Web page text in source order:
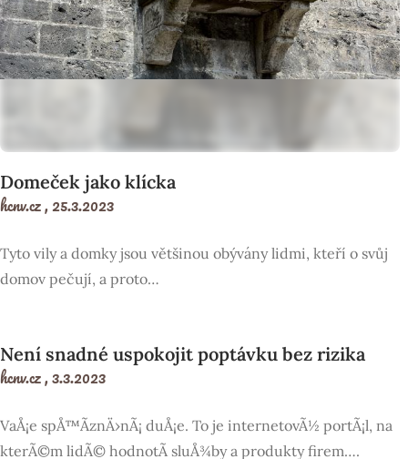
Domeček jako klícka
hcnv.cz ,25.3.2023
Tyto vily a domky jsou většinou obývány lidmi, kteří o svůj
domov pečují, a proto…
Není snadné uspokojit poptávku bez rizika
hcnv.cz ,3.3.2023
VaÅ¡e spÅ™Ã­znÄ›nÃ¡ duÅ¡e. To je internetovÃ½ portÃ¡l, na
kterÃ©m lidÃ© hodnotÃ­ sluÅ¾by a produkty firem….